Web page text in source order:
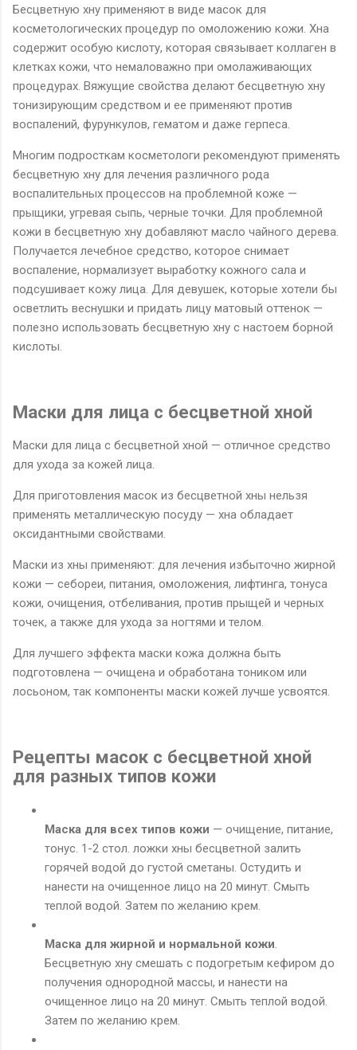
Бесцветную хну применяют в виде масок для
косметологических процедур по омоложению кожи. Хна
содержит особую кислоту, которая связывает коллаген в
клетках кожи, что немаловажно при омолаживающих
процедурах. Вяжущие свойства делают бесцветную хну
тонизирующим средством и ее применяют против
воспалений, фурункулов, гематом и даже герпеса.
Многим подросткам косметологи рекомендуют применять
бесцветную хну для лечения различного рода
воспалительных процессов на проблемной коже —
прыщики, угревая сыпь, черные точки. Для проблемной
кожи в бесцветную хну добавляют масло чайного дерева.
Получается лечебное средство, которое снимает
воспаление, нормализует выработку кожного сала и
подсушивает кожу лица. Для девушек, которые хотели бы
осветлить веснушки и придать лицу матовый оттенок —
полезно использовать бесцветную хну с настоем борной
кислоты.
Маски для лица с бесцветной хной
Маски для лица с бесцветной хной — отличное средство
для ухода за кожей лица.
Для приготовления масок из бесцветной хны нельзя
применять металлическую посуду — хна обладает
оксидантными свойствами.
Маски из хны применяют: для лечения избыточно жирной
кожи — себореи, питания, омоложения, лифтинга, тонуса
кожи, очищения, отбеливания, против прыщей и черных
точек, а также для ухода за ногтями и телом.
Для лучшего эффекта маски кожа должна быть
подготовлена — очищена и обработана тоником или
лосьоном, так компоненты маски кожей лучше усвоятся.
Рецепты масок с бесцветной хной
для разных типов кожи
Маска для всех типов кожи — очищение, питание,
тонус. 1-2 стол. ложки хны бесцветной залить
горячей водой до густой сметаны. Остудить и
нанести на очищенное лицо на 20 минут. Смыть
теплой водой. Затем по желанию крем.
Маска для жирной и нормальной кожи
Бесцветную хну смешать с подогретым кефиром до
получения однородной массы, и нанести на
очищенное лицо на 20 минут. Смыть теплой водой.
Затем по желанию крем.